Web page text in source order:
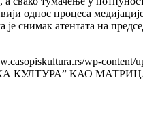
однос процеса
снимак атентата на
wp-content/
КУЛТУРА” КАО